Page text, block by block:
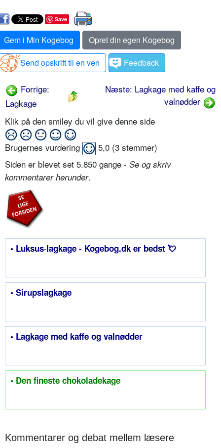
Save
Gem i Min Kogebog
Opret din egen Kogebog
Send opskrift til en ven
Feedback
Forrige:
Lagkage
Næste: Lagkage med kaffe og
valnødder
Klik på den smiley du vil give denne side
Brugernes vurdering 5,0 (3 stemmer)
Siden er blevet set 5.850 gange - Se og skriv
kommentarer herunder.
• Luksus·lagkage - Kogebog.dk er bedst 💘
• Sirupslagkage
• Lagkage med kaffe og valnødder
• Den fineste chokoladekage
Kommentarer og debat mellem læsere